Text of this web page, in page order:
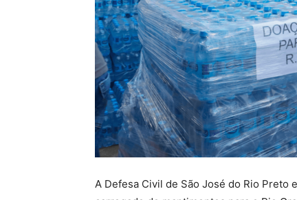
A Defesa Civil de São José do Rio